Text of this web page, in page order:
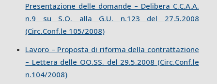
Presentazione delle domande – Delibera C.C.A.A.
n.9 su S.O. alla G.U. n.123 del 27.5.2008
(Circ.Conf.le 105/2008)
Lavoro – Proposta di riforma della contrattazione
– Lettera delle OO.SS. del 29.5.2008 (Circ.Conf.le
n.104/2008)